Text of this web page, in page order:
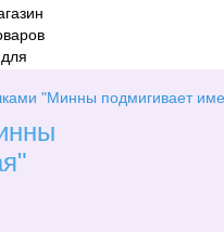
"Минны подмигивает